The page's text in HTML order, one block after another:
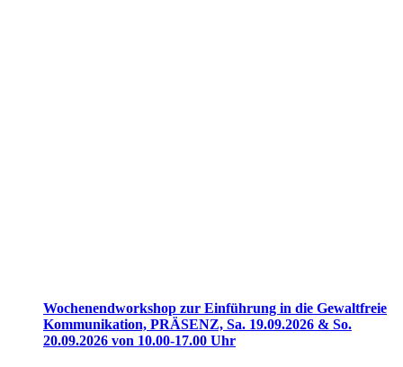
Wochenendworkshop zur Einführung in die Gewaltfreie
Kommunikation, PRÄSENZ, Sa. 19.09.2026 & So.
20.09.2026 von 10.00-17.00 Uhr